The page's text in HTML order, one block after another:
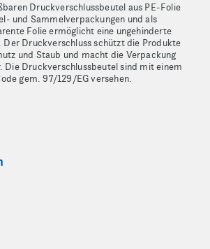
Druckverschlussbeutel aus PE-Folie
und Sammelverpackungen und als
Folie ermöglicht eine ungehinderte
Der Druckverschluss schützt die Produkte
und Staub und macht die Verpackung
Die Druckverschlussbeutel sind mit einem
gem. 97/129/EG versehen.